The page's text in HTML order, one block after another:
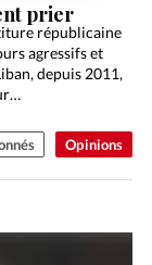
Opinions
prier
républicaine
agressifs et
depuis 2011,